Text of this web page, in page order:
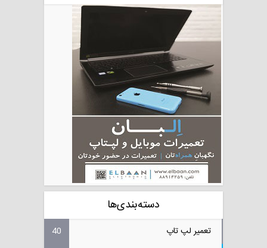
دسته‌بندی‌ها
تعمیر لپ تاپ
40